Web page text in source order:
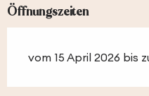
Öffnungszeiten
vom 15 April 2026 bis